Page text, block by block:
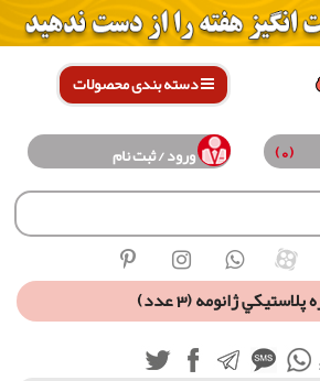
دسته بندی محصولات
(0) ورود / ثبت نام
ژانومه (3 عدد)